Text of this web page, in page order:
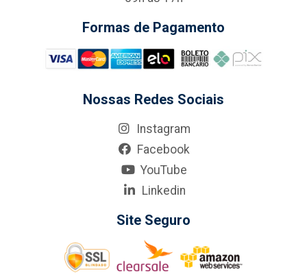
Formas de Pagamento
Nossas Redes Sociais
Instagram
Facebook
YouTube
Linkedin
Site Seguro